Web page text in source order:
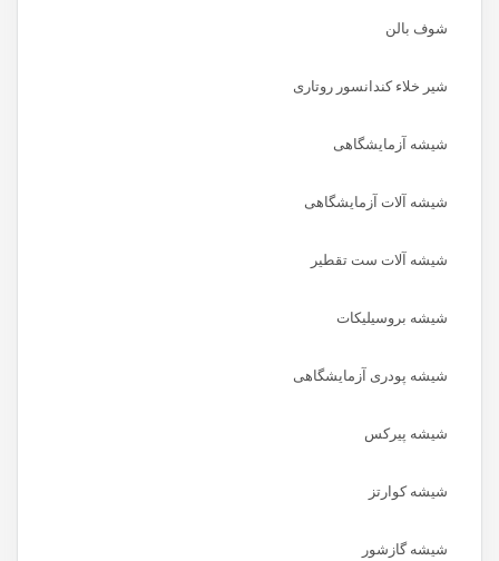
شوف بالن
شیر خلاء کندانسور روتاری
شیشه آزمایشگاهی
شیشه آلات آزمایشگاهی
شیشه آلات ست تقطیر
شیشه بروسیلیکات
شیشه پودری آزمایشگاهی
شیشه پیرکس
شیشه کوارتز
شیشه گازشور